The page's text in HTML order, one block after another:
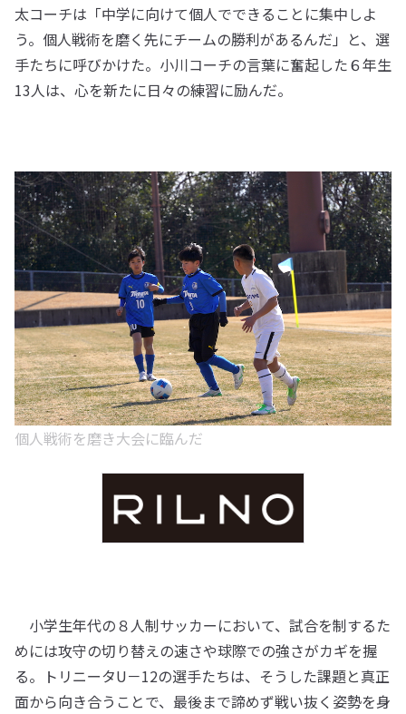
太コーチは「中学に向けて個人でできることに集中しよ
う。個人戦術を磨く先にチームの勝利があるんだ」と、選
手たちに呼びかけた。小川コーチの言葉に奮起した６年生
13人は、心を新たに日々の練習に励んだ。
個人戦術を磨き大会に臨んだ
小学生年代の８人制サッカーにおいて、試合を制するた
めには攻守の切り替えの速さや球際での強さがカギを握
る。トリニータU－12の選手たちは、そうした課題と真正
面から向き合うことで、最後まで諦めず戦い抜く姿勢を身